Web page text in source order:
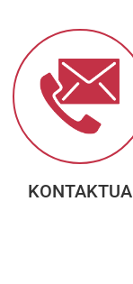
KONTAKTUA